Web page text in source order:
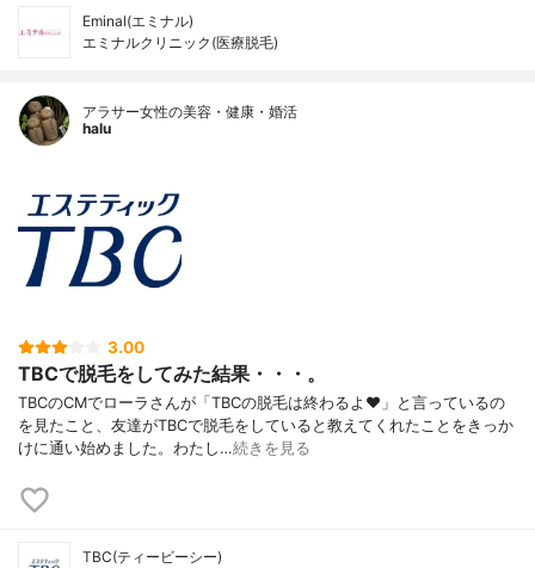
Eminal(エミナル)
エミナルクリニック(医療脱毛)
アラサー女性の美容・健康・婚活
halu
3.00
TBCで脱毛をしてみた結果・・・。
TBCのCMでローラさんが「TBCの脱毛は終わるよ♥」と言っているの
を見たこと、友達がTBCで脱毛をしていると教えてくれたことをきっか
けに通い始めました。わたし…続きを見る
TBC(ティービーシー)